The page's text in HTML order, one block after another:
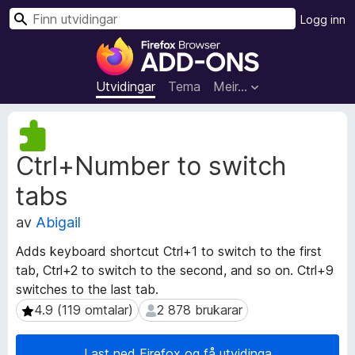
N
e
t
t
s
a
l
g
g
f
Utvidingar Tema Meir…
Logg inn
S
Ctrl+Number to switch
tabs
av Abigail
Adds keyboard shortcut Ctrl+1 to switch to the first
tab, Ctrl+2 to switch to the second, and so on. Ctrl+9
switches to the last tab.
4.9 (119 omtalar)
4.9 (119 omtalar) 2 878 brukarar
2 878 brukarar
M
e
t
a
d
a
t
a
f
o
r
u